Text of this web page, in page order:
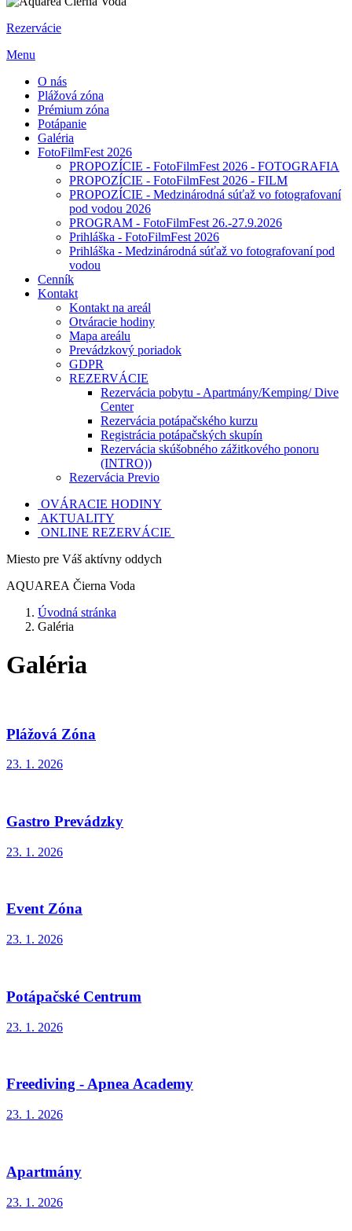
Rezervácie
Menu
O nás
Plážová zóna
Prémium zóna
Potápanie
Galéria
FotoFilmFest 2026
PROPOZÍCIE - FotoFilmFest 2026 - FOTOGRAFIA
PROPOZÍCIE - FotoFilmFest 2026 - FILM
PROPOZÍCIE - Medzinárodná súťaž vo fotografovaní
pod vodou 2026
PROGRAM - FotoFilmFest 26.-27.9.2026
Prihláška - FotoFilmFest 2026
Prihláška - Medzinárodná súťaž vo fotografovaní pod
vodou
Cenník
Kontakt
Kontakt na areál
Otváracie hodiny
Mapa areálu
Prevádzkový poriadok
GDPR
REZERVÁCIE
Rezervácia pobytu - Apartmány/Kemping/ Dive
Center
Rezervácia potápačského kurzu
Registrácia potápačských skupín
Rezervácia skúšobného zážitkového ponoru
(INTRO))
Rezervácia Previo
OVÁRACIE HODINY
AKTUALITY
ONLINE REZERVÁCIE
Miesto pre Váš aktívny oddych
AQUAREA Čierna Voda
Úvodná stránka
Galéria
Galéria
Plážová Zóna
23. 1. 2026
Gastro Prevádzky
23. 1. 2026
Event Zóna
23. 1. 2026
Potápačské Centrum
23. 1. 2026
Freediving - Apnea Academy
23. 1. 2026
Apartmány
23. 1. 2026